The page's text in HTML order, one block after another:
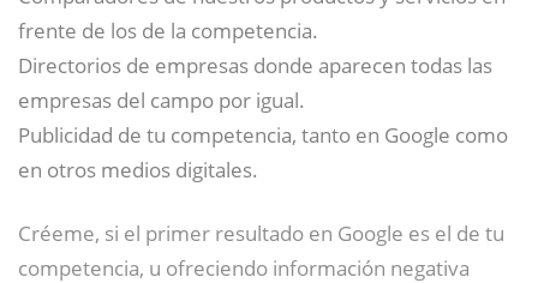
frente de los de la competencia.
Directorios de empresas donde aparecen todas las
empresas del campo por igual.
Publicidad de tu competencia, tanto en Google como
en otros medios digitales.
Créeme, si el primer resultado en Google es el de tu
competencia, u ofreciendo información negativa